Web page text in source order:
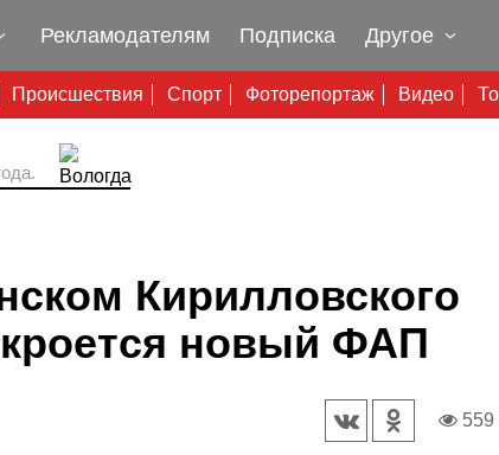
Происшествия Спорт Фоторепортаж Видео
Рекламодателям Подписка Другое
Кирилловского
новый ФАП
559